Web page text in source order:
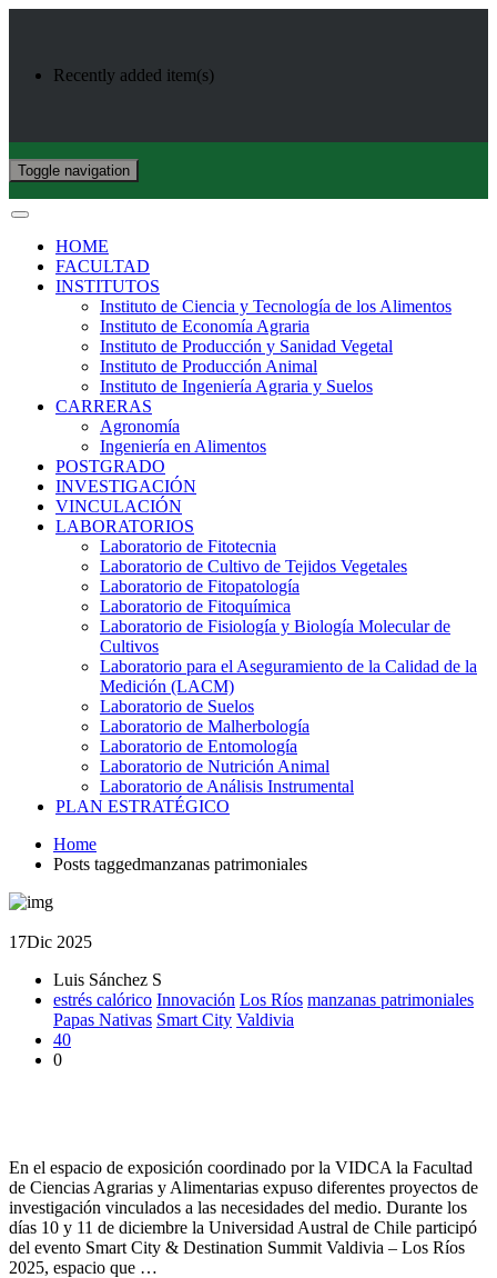
Recently added item(s)
Toggle navigation
HOME
FACULTAD
INSTITUTOS
Instituto de Ciencia y Tecnología de los Alimentos
Instituto de Economía Agraria
Instituto de Producción y Sanidad Vegetal
Instituto de Producción Animal
Instituto de Ingeniería Agraria y Suelos
CARRERAS
Agronomía
Ingeniería en Alimentos
POSTGRADO
INVESTIGACIÓN
VINCULACIÓN
LABORATORIOS
Laboratorio de Fitotecnia
Laboratorio de Cultivo de Tejidos Vegetales
Laboratorio de Fitopatología
Laboratorio de Fitoquímica
Laboratorio de Fisiología y Biología Molecular de
Cultivos
Laboratorio para el Aseguramiento de la Calidad de la
Medición (LACM)
Laboratorio de Suelos
Laboratorio de Malherbología
Laboratorio de Entomología
Laboratorio de Nutrición Animal
Laboratorio de Análisis Instrumental
PLAN ESTRATÉGICO
Home
Posts taggedmanzanas patrimoniales
17Dic 2025
Luis Sánchez S
estrés calórico Innovación Los Ríos manzanas patrimoniales
Papas Nativas Smart City Valdivia
40
0
En el espacio de exposición coordinado por la VIDCA la Facultad
de Ciencias Agrarias y Alimentarias expuso diferentes proyectos de
investigación vinculados a las necesidades del medio. Durante los
días 10 y 11 de diciembre la Universidad Austral de Chile participó
del evento Smart City & Destination Summit Valdivia – Los Ríos
2025, espacio que …